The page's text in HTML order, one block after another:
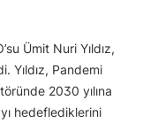
Ümit Nuri Yıldız,
Yıldız, Pandemi
2030 yılına
hedeflediklerini